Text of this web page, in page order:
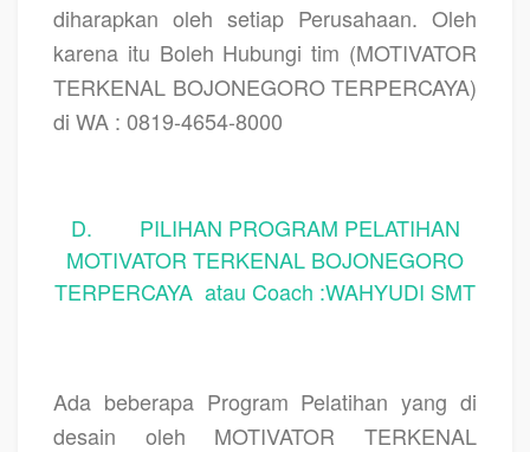
diharapkan oleh setiap Perusahaan. Oleh
karena itu Boleh Hubungi tim (MOTIVATOR
TERKENAL BOJONEGORO TERPERCAYA)
di WA : 0819-4654-8000
D. PILIHAN PROGRAM PELATIHAN
MOTIVATOR TERKENAL BOJONEGORO
TERPERCAYA atau Coach :WAHYUDI SMT
Ada beberapa Program Pelatihan yang di
desain oleh MOTIVATOR TERKENAL